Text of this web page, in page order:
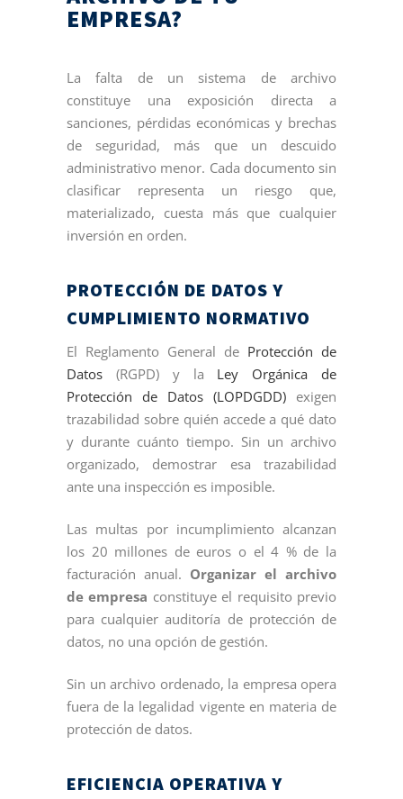
EMPRESA?
La falta de un sistema de archivo
constituye una exposición directa a
sanciones, pérdidas económicas y brechas
de seguridad, más que un descuido
administrativo menor. Cada documento sin
clasificar representa un riesgo que,
materializado, cuesta más que cualquier
inversión en orden.
PROTECCIÓN DE DATOS Y
CUMPLIMIENTO NORMATIVO
El Reglamento General de Protección de
Datos (RGPD) y la Ley Orgánica de
Protección de Datos (LOPDGDD) exigen
trazabilidad sobre quién accede a qué dato
y durante cuánto tiempo. Sin un archivo
organizado, demostrar esa trazabilidad
ante una inspección es imposible.
Las multas por incumplimiento alcanzan
los 20 millones de euros o el 4 % de la
facturación anual. Organizar el archivo
de empresa constituye el requisito previo
para cualquier auditoría de protección de
datos, no una opción de gestión.
Sin un archivo ordenado, la empresa opera
fuera de la legalidad vigente en materia de
protección de datos.
EFICIENCIA OPERATIVA Y